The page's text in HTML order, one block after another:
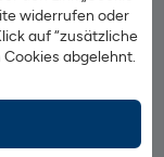
widerrufen oder
auf “zusätzliche
abgelehnt.